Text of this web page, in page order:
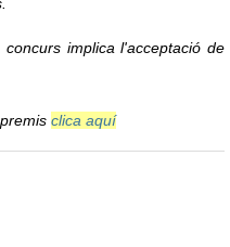
implica l'acceptació de
clica aquí